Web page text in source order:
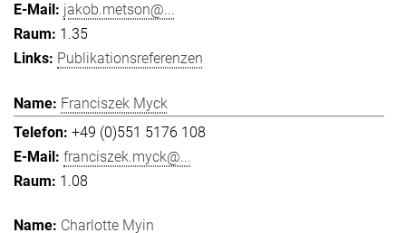
jakob.metson@...
1.35
Publikationsreferenzen
Franciszek Myck
+49 (0)551 5176 108
franciszek.myck@...
1.08
Charlotte Myin